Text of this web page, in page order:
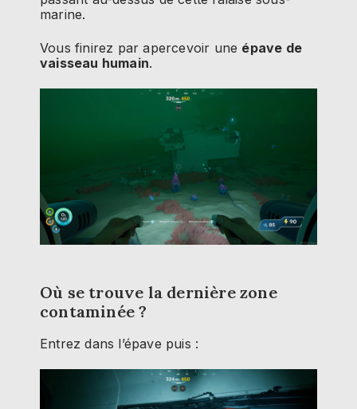
marine.
Vous finirez par apercevoir une épave de
vaisseau humain.
Où se trouve la dernière zone
contaminée ?
Entrez dans l’épave puis :